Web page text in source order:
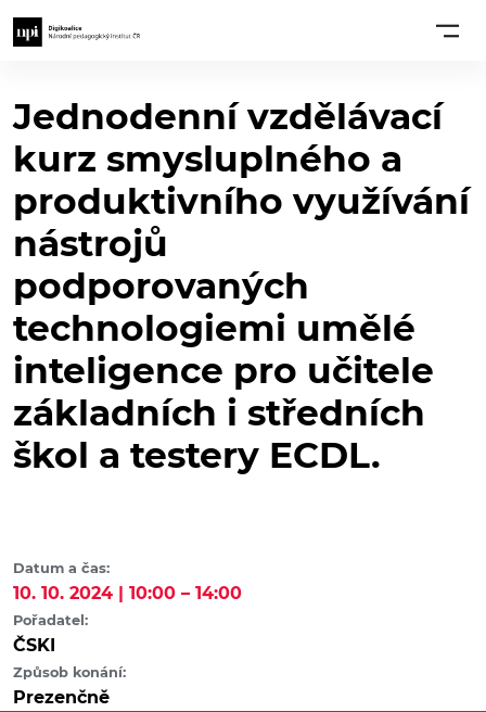
Jednodenní vzdělávací
kurz smysluplného a
produktivního využívání
nástrojů
podporovaných
technologiemi umělé
inteligence pro učitele
základních i středních
škol a testery ECDL.
Datum a čas:
10. 10. 2024 | 10:00 – 14:00
Pořadatel:
ČSKI
Způsob konání:
Prezenčně